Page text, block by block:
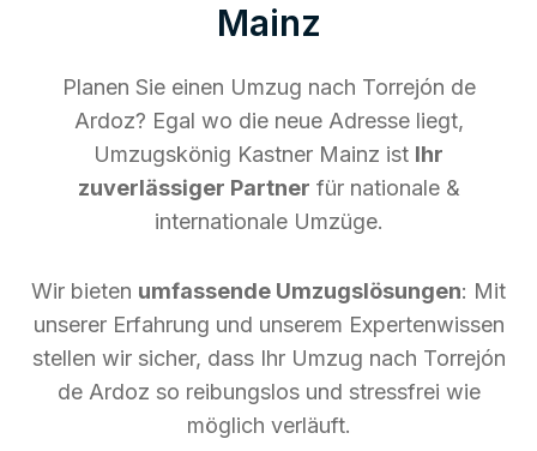
Mainz
Planen Sie einen Umzug nach Torrejón de
Ardoz? Egal wo die neue Adresse liegt,
Umzugskönig Kastner Mainz ist Ihr
zuverlässiger Partner für nationale &
internationale Umzüge.
Wir bieten umfassende Umzugslösungen: Mit
unserer Erfahrung und unserem Expertenwissen
stellen wir sicher, dass Ihr Umzug nach Torrejón
de Ardoz so reibungslos und stressfrei wie
möglich verläuft.